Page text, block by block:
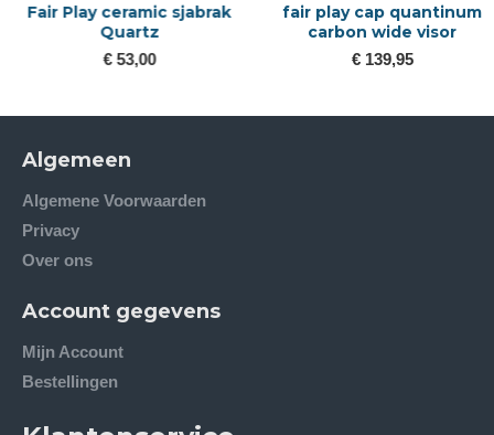
Fair Play ceramic sjabrak
Quartz
€ 53,00
fair play cap quantinum
carbon wide visor
€ 139,95
Algemeen
Algemene Voorwaarden
Privacy
Over ons
Account gegevens
Mijn Account
Bestellingen